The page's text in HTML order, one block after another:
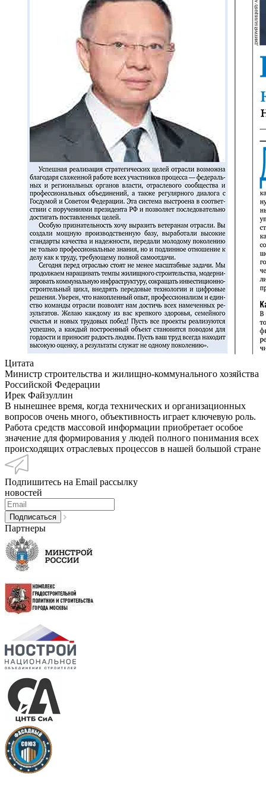
Цитата
Министр строительства и жилищно-коммунального хозяйства
Российской Федерации
Ирек Файзуллин
В нынешнее время, когда технических и организационных
вопросов очень много, объективность играет ключевую роль.
Работа средств массовой информации приобретает особое
значение для формирования у людей полного понимания всех
происходящих отраслевых процессов в нашей большой стране
Подпишитесь на Email рассылку
новостей
Партнеры